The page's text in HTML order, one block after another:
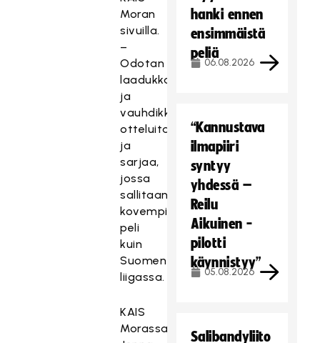
Moran
sivuilla.
–
Odotan
laadukkaita
ja
vauhdikkaita
otteluita
ja
sarjaa,
jossa
sallitaan
kovempi
peli
kuin
Suomen
liigassa.
KAIS
Morassa
hanki ennen
ensimmäistä
peliä
06.08.2026
“Kannustava
ilmapiiri
syntyy
yhdessä –
Reilu
Aikuinen -
pilotti
käynnistyy”
05.08.2026
Salibandyliito